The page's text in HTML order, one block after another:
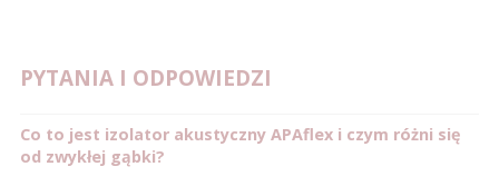
PYTANIA I ODPOWIEDZI
Co to jest izolator akustyczny APAflex i czym różni się
od zwykłej gąbki?